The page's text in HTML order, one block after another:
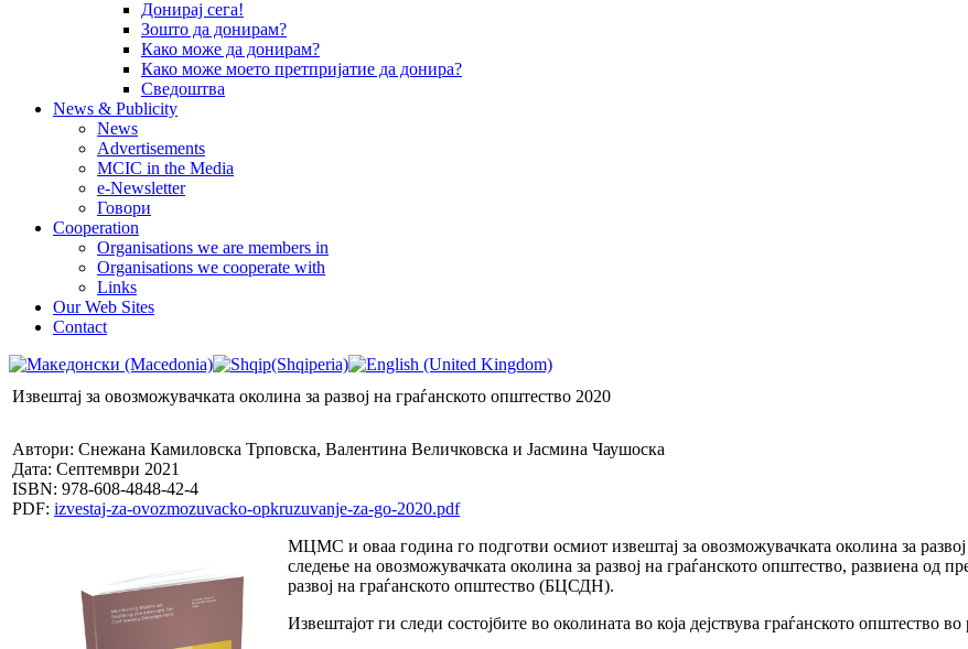
Донирај сега!
Зошто да донирам?
Како може да донирам?
Како може моето претпријатие да донира?
Сведоштва
News & Publicity
News
Advertisements
MCIC in the Media
e-Newsletter
Говори
Cooperation
Organisations we are members in
Organisations we cooperate with
Links
Our Web Sites
Contact
Извештај за овозможувачката околина за развој на граѓанското општество 2020
Автори: Снежана Камиловска Трповска, Валентина Величковска и Јасмина Чаушоска
Дата: Септември 2021
ISBN: 978-608-4848-42-4
PDF: izvestaj-za-ovozmozuvacko-opkruzuvanje-za-go-2020.pdf
МЦМС и оваа година го подготви осмиот извештај за овозможувачката околина за
следење на овозможувачката околина за развој на граѓанското општество, развиена од
развој на граѓанското општество (БЦСДН).
Извештајот ги следи состојбите во околината во која дејствува граѓанското општество